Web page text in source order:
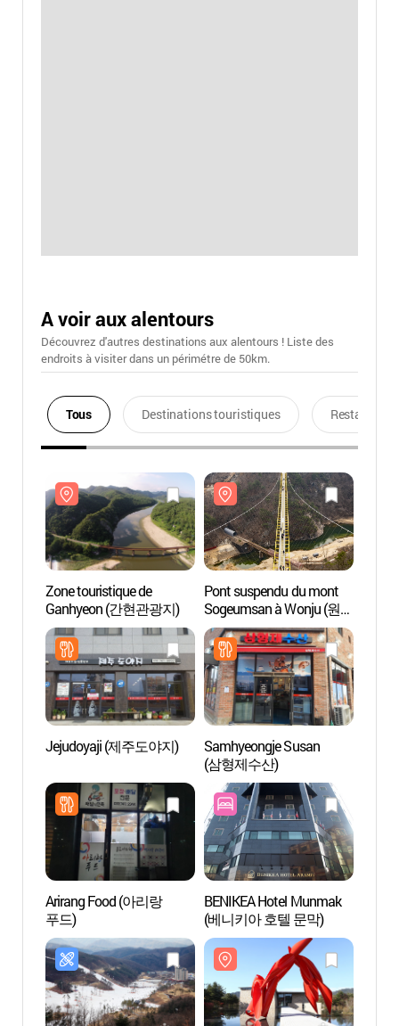
A voir aux alentours
Découvrez d'autres destinations aux alentours ! Liste des
endroits à visiter dans un périmétre de 50km.
Tous Destinations touristiques Restaurants
Zone touristique de
Ganhyeon (간현관광지)
Pont suspendu du mont
Sogeumsan à Wonju (원주
소금산 울렁다리)
Jejudoyaji (제주도야지)
Samhyeongje Susan
(삼형제수산)
Arirang Food (아리랑
푸드)
BENIKEA Hotel Munmak
(베니키아 호텔 문막)